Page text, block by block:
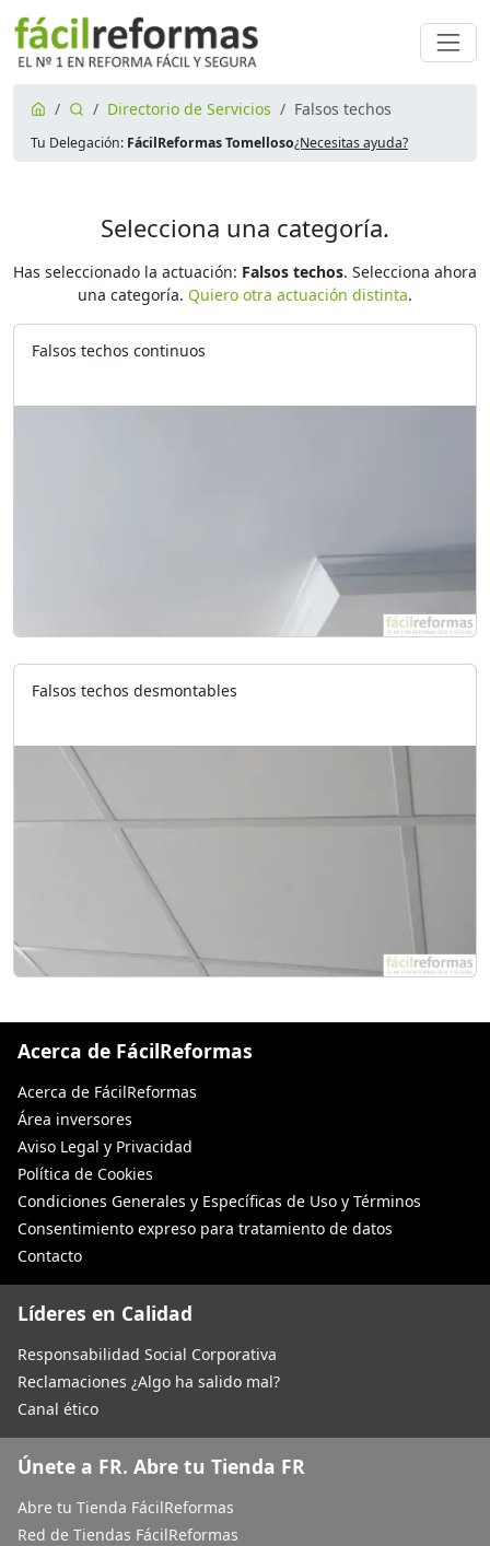
Directorio de Servicios Falsos techos
Tu Delegación: FácilReformas Tomelloso¿Necesitas ayuda?
Selecciona una categoría.
Has seleccionado la actuación: Falsos techos. Selecciona ahora
una categoría. Quiero otra actuación distinta.
Falsos techos continuos
Falsos techos desmontables
Acerca de FácilReformas
Acerca de FácilReformas
Área inversores
Aviso Legal y Privacidad
Política de Cookies
Condiciones Generales y Específicas de Uso y Términos
Consentimiento expreso para tratamiento de datos
Contacto
Líderes en Calidad
Responsabilidad Social Corporativa
Reclamaciones ¿Algo ha salido mal?
Canal ético
Únete a FR. Abre tu Tienda FR
Abre tu Tienda FácilReformas
Red de Tiendas FácilReformas